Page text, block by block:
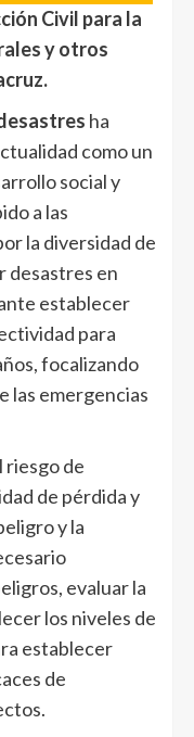
Civil para la
y otros
ha
como un
social y
a las
la diversidad de
desastres en
establecer
para
focalizando
las emergencias
riesgo de
de pérdida y
y la
evaluar la
los niveles de
establecer
de